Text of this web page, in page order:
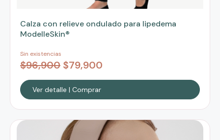
Calza con relieve ondulado para lipedema
ModelleSkin®
Sin existencias
$96,900 $79,900
Ver detalle | Comprar